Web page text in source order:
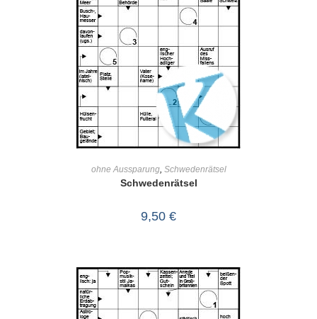
ohne Aussparung, Schwedenrätsel
Schwedenrätsel
9,50 €